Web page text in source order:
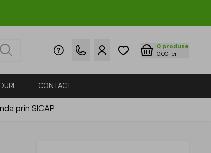
0 produse
0.00 lei
CONTACT
prin SICAP